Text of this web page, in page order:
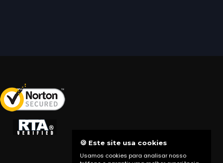
🍪 Este site usa cookies
Usamos cookies para analisar nosso